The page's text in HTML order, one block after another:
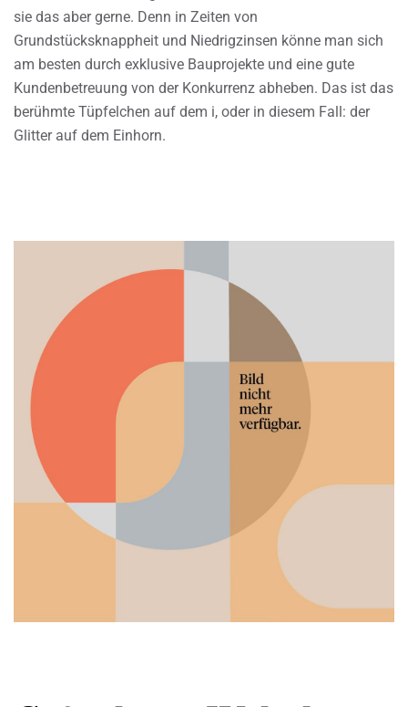
sie das aber gerne. Denn in Zeiten von
Grundstücksknappheit und Niedrigzinsen könne man sich
am besten durch exklusive Bauprojekte und eine gute
Kundenbetreuung von der Konkurrenz abheben. Das ist das
berühmte Tüpfelchen auf dem i, oder in diesem Fall: der
Glitter auf dem Einhorn.